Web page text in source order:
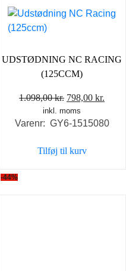
UDSTØDNING NC RACING
(125CCM)
1.098,00kr. Den
oprindelige
pris
1.098,00 kr..
798,00 kr.
pris
inkl. moms
Varenr: GY6-1515080
Tilføj til kurv
-44%